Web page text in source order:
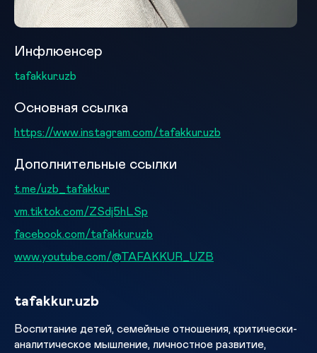
Инфлюенсер
tafakkur.uzb
Основная ссылка
https://www.instagram.com/tafakkur.uzb
Дополнительные ссылки
t.me/uzb_tafakkur
vm.tiktok.com/ZSdj5hLSp
facebook.com/tafakkur.uzb
www.youtube.com/@TAFAKKUR_UZB
tafakkur.uzb
Воспитание детей, семейные отношения, критически-
аналитическое мышление, личностное развитие,